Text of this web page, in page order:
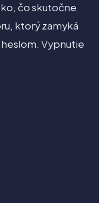
čo skutočne
ktorý zamyká
Vypnutie